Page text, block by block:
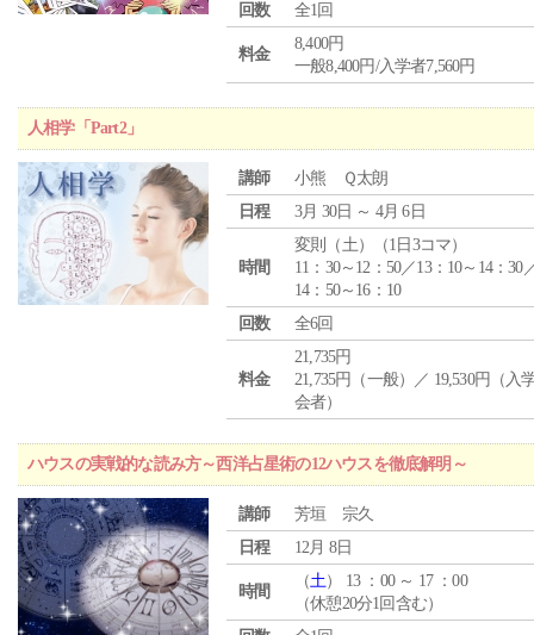
回数
全1回
料金
8,400円
一般8,400円/入学者7,560円
人相学「Part2」
講師
小熊 Ｑ太朗
日程
3月 30日 ～ 4月 6日
時間
変則（土）（1日3コマ）
11：30～12：50／13：10～14：30
14：50～16：10
回数
全6回
料金
21,735円
21,735円（一般）／ 19,530円（入
会者）
ハウスの実戦的な読み方～西洋占星術の12ハウスを徹底解明～
講師
芳垣 宗久
日程
12月 8日
時間
（土） 13 ：00 ～ 17 ：00
（休憩20分1回含む）